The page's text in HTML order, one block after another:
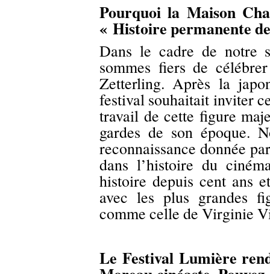
Pourquoi la Maison
« Histoire permanente
Dans le cadre de notre
sommes fiers de
Zetterling. Après la
festival souhaitait inviter
travail de cette figure
gardes de son époque.
reconnaissance donnée
dans l’histoire du
histoire depuis cent ans
avec les plus grandes
comme celle de Virginie
Le Festival Lumière